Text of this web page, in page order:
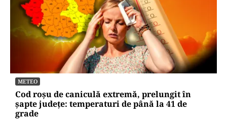
METEO
Cod roșu de caniculă extremă, prelungit în
șapte județe: temperaturi de până la 41 de
grade